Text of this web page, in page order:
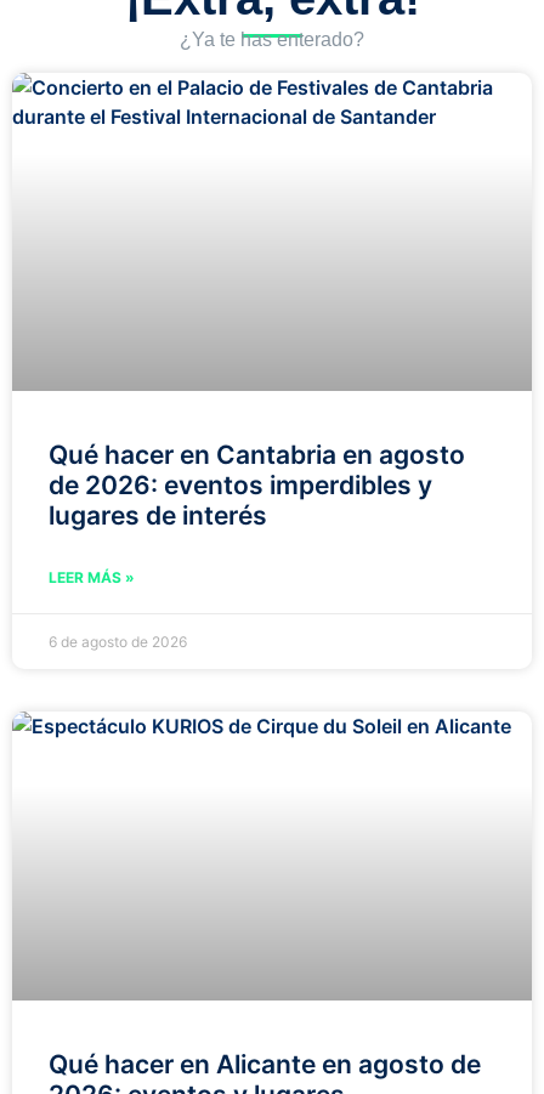
¿Ya te has enterado?
Qué hacer en Cantabria en agosto
de 2026: eventos imperdibles y
lugares de interés
LEER MÁS »
6 de agosto de 2026
Qué hacer en Alicante en agosto de